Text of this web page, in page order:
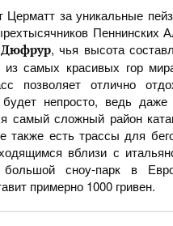
Церматт за уникальные
Пеннинских
, чья высота
из самых красивых гор
позволяет отлично
непросто, ведь даже
самый сложный район
также есть трассы для
вблизи с
большой сноу-парк в
примерно 1000 гривен.